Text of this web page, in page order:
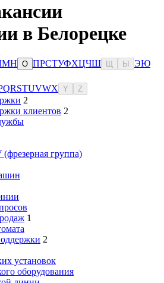
в Белорецке
МН О ПРСТУФХЦЧШ Ы ЭЮ
QRSTUVWX Y Z
2
клиентов 2
группа)
1
2
установок
оборудования